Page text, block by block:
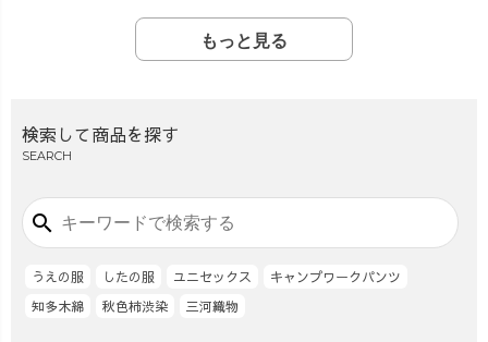
もっと見る
検索して商品を探す
SEARCH
search
うえの服 したの服 ユニセックス
キャンプワークパンツ
知多木綿
秋色柿渋染 三河織物